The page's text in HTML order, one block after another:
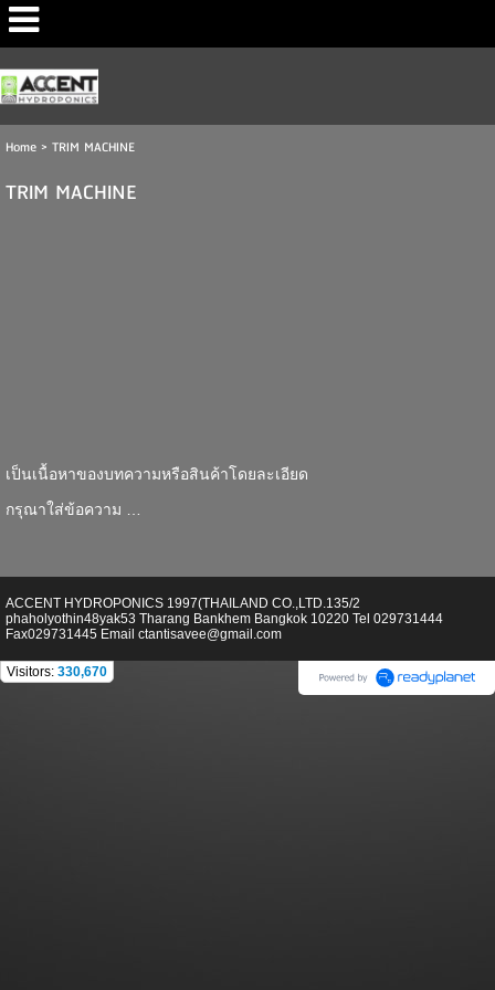
Home> TRIM MACHINE
TRIM MACHINE
เป็นเนื้อหาของบทความหรือสินค้าโดยละเอียด
กรุณาใส่ข้อความ …
ACCENT HYDROPONICS 1997(THAILAND CO.,LTD.135/2
phaholyothin48yak53 Tharang Bankhem Bangkok 10220 Tel 029731444
Fax029731445 Email ctantisavee@gmail.com
Visitors: 330,670